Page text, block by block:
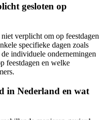
gesloten op
verplicht om op feestdagen
specifieke dagen zoals
individuele ondernemingen
feestdagen en welke
in Nederland en wat